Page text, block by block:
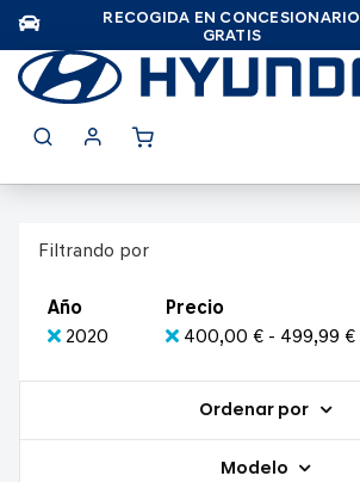
RECOGIDA EN CONCESIONARIO
GRATIS
Filtrando por
Año
2020
Precio
400,00 € - 499,99 €
Ordenar por
Modelo